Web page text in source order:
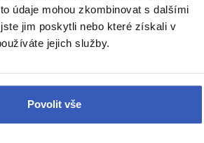
údaje mohou zkombinovat s dalšími
jim poskytli nebo které získali v
jejich služby.
Povolit vše
město surfařů, které nabízí